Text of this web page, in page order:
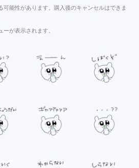
可能性があります。購入後のキャンセルはできま
ーが表示されます。